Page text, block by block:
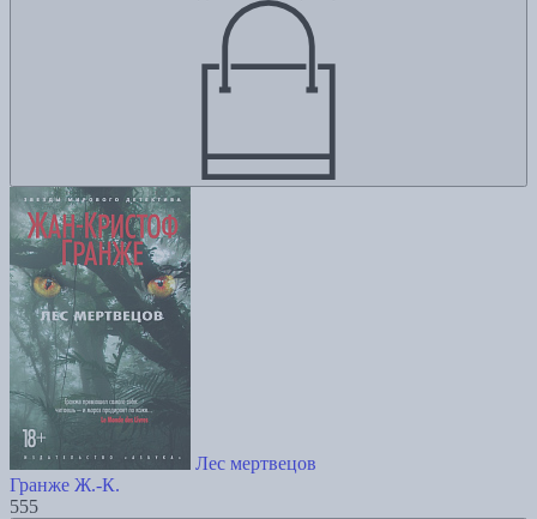
Лес мертвецов
Гранже Ж.-К.
555